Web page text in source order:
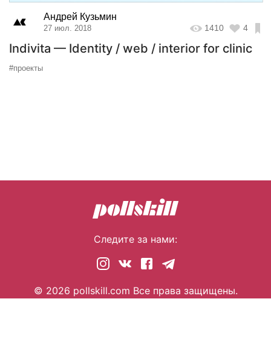
Андрей Кузьмин
27 июл. 2018 1410 4
Indivita — Identity / web / interior for clinic
#проекты
Следите за нами:
© 2026 pollskill.com Все права защищены.